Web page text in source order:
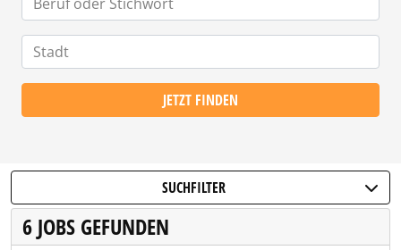
JETZT FINDEN
SUCHFILTER
6 JOBS GEFUNDEN